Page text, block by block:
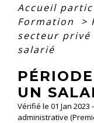
Accueil
Formation
>
secteur privé
salarié
UN
Vérifié le 01 Jan
administrative